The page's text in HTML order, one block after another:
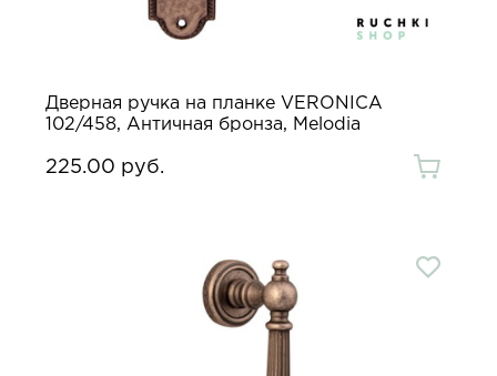
Дверная ручка на планке VERONICA
102/458, Античная бронза, Melodia
225.00 руб.